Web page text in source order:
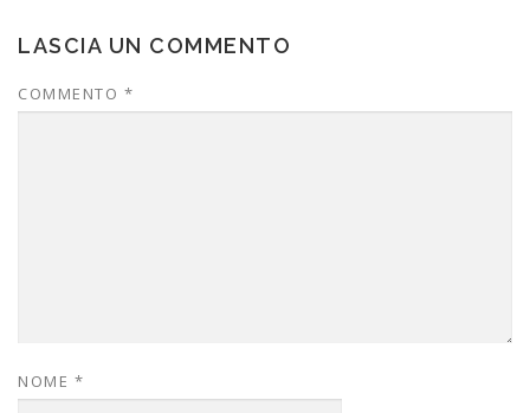
LASCIA UN COMMENTO
COMMENTO *
NOME *